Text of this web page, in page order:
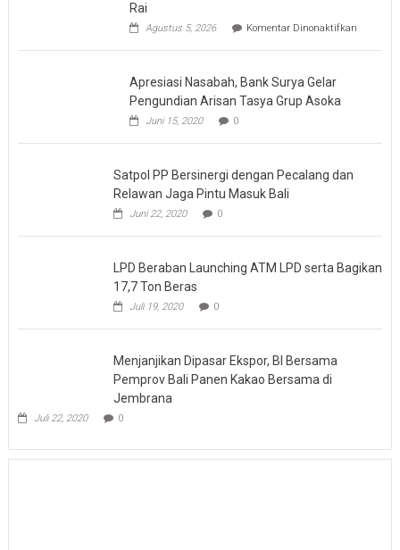
Rai
Agustus 5, 2026 Komentar Dinonaktifkanpada
I
Apresiasi Nasabah, Bank Surya Gelar
Pengundian Arisan Tasya Grup Asoka
Juni 15, 2020 0
Satpol PP Bersinergi dengan Pecalang dan
Relawan Jaga Pintu Masuk Bali
Juni 22, 2020 0
LPD Beraban Launching ATM LPD serta Bagikan
17,7 Ton Beras
Juli 19, 2020 0
Menjanjikan Dipasar Ekspor, BI Bersama
Pemprov Bali Panen Kakao Bersama di
Jembrana
Juli 22, 2020 0